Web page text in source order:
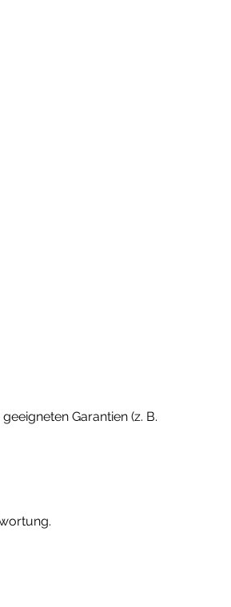
Garantien (z. B.